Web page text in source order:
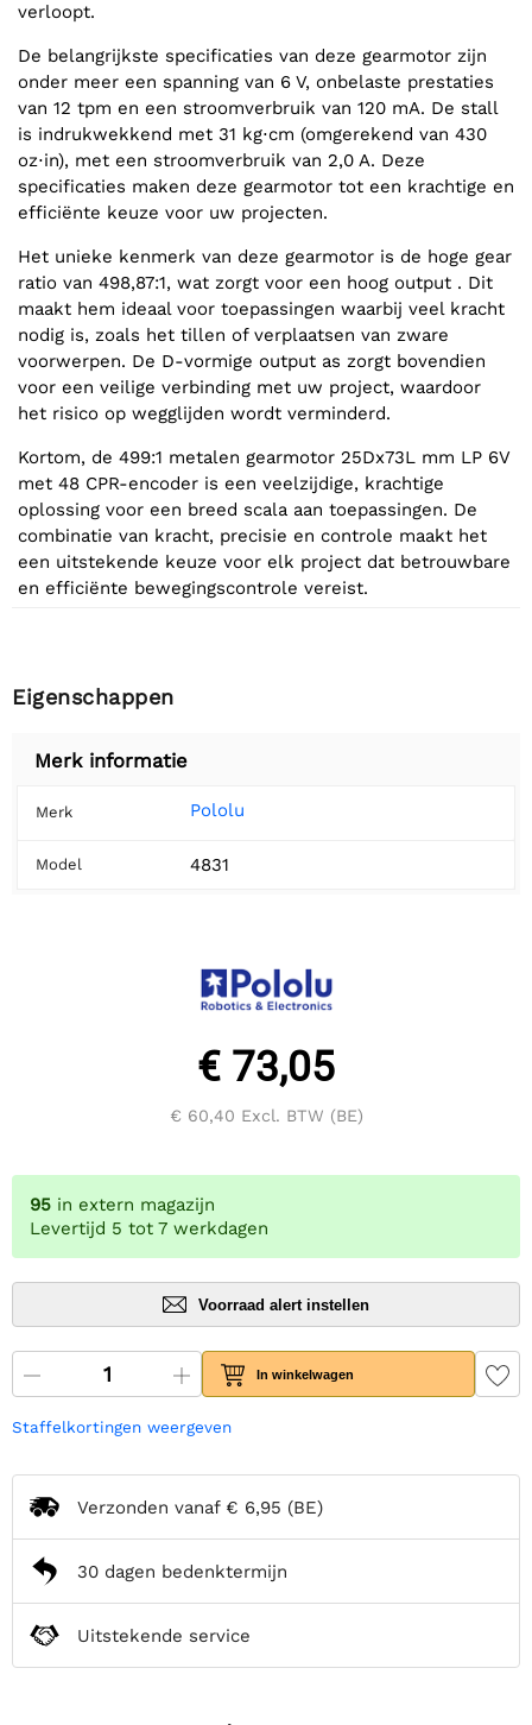
verloopt.
De belangrijkste specificaties van deze gearmotor zijn
onder meer een spanning van 6 V, onbelaste prestaties
van 12 tpm en een stroomverbruik van 120 mA. De stall
is indrukwekkend met 31 kg⋅cm (omgerekend van 430
oz⋅in), met een stroomverbruik van 2,0 A. Deze
specificaties maken deze gearmotor tot een krachtige en
efficiënte keuze voor uw projecten.
Het unieke kenmerk van deze gearmotor is de hoge gear
ratio van 498,87:1, wat zorgt voor een hoog output . Dit
maakt hem ideaal voor toepassingen waarbij veel kracht
nodig is, zoals het tillen of verplaatsen van zware
voorwerpen. De D-vormige output as zorgt bovendien
voor een veilige verbinding met uw project, waardoor
het risico op wegglijden wordt verminderd.
Kortom, de 499:1 metalen gearmotor 25Dx73L mm LP 6V
met 48 CPR-encoder is een veelzijdige, krachtige
oplossing voor een breed scala aan toepassingen. De
combinatie van kracht, precisie en controle maakt het
een uitstekende keuze voor elk project dat betrouwbare
en efficiënte bewegingscontrole vereist.
Eigenschappen
Merk informatie
Merk Pololu
Model 4831
€ 73,05
€ 60,40 Excl. BTW (BE)
95 in extern magazijn
Levertijd 5 tot 7 werkdagen
Voorraad alert instellen
In winkelwagen
Staffelkortingen weergeven
Verzonden vanaf € 6,95 (BE)
30 dagen bedenktermijn
Uitstekende service